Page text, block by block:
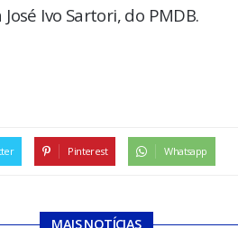
Ivo Sartori, do PMDB.
Pinterest Whatsapp
MAIS NOTÍCIAS